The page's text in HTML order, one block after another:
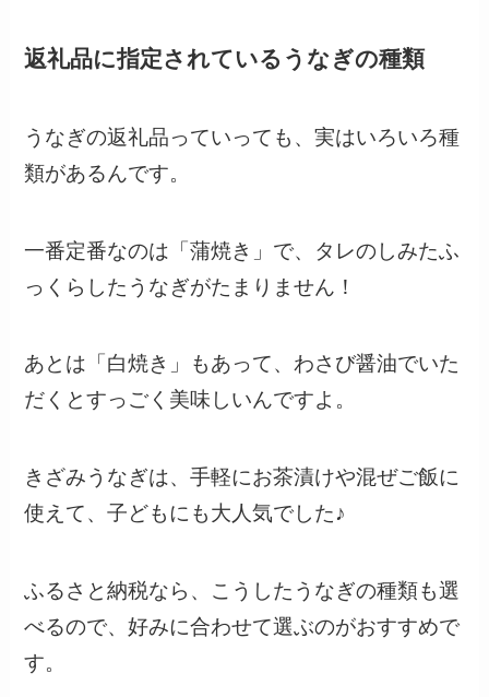
返礼品に指定されているうなぎの種類
うなぎの返礼品っていっても、実はいろいろ種
類があるんです。
一番定番なのは「蒲焼き」で、タレのしみたふ
っくらしたうなぎがたまりません！
あとは「白焼き」もあって、わさび醤油でいた
だくとすっごく美味しいんですよ。
きざみうなぎは、手軽にお茶漬けや混ぜご飯に
使えて、子どもにも大人気でした♪
ふるさと納税なら、こうしたうなぎの種類も選
べるので、好みに合わせて選ぶのがおすすめで
す。